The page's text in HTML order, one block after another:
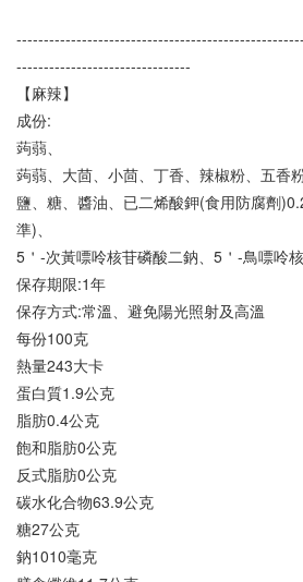
--------------------------------
【麻辣】
成份:
蒟蒻、
蒟蒻、大茴、小茴、丁香、辣椒粉、五香
鹽、糖、醬油、已二烯酸鉀(食用防腐劑
準)、
5＇-次黃嘌呤核苷磷酸二鈉、5＇-鳥嘌呤
保存期限:1年
保存方式:常溫、避免陽光照射及高溫
每份100克
熱量243大卡
蛋白質1.9公克
脂肪0.4公克
飽和脂肪0公克
反式脂肪0公克
碳水化合物63.9公克
糖27公克
鈉1010毫克